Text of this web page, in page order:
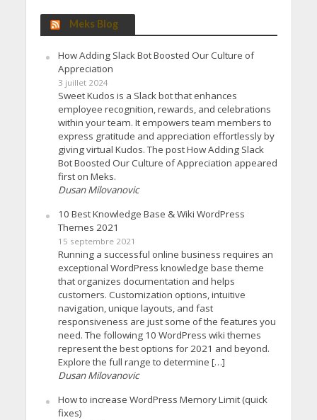
Meks Blog
How Adding Slack Bot Boosted Our Culture of
Appreciation
3 juillet 2024
Sweet Kudos is a Slack bot that enhances
employee recognition, rewards, and celebrations
within your team. It empowers team members to
express gratitude and appreciation effortlessly by
giving virtual Kudos. The post How Adding Slack
Bot Boosted Our Culture of Appreciation appeared
first on Meks.
Dusan Milovanovic
10 Best Knowledge Base & Wiki WordPress
Themes 2021
15 septembre 2021
Running a successful online business requires an
exceptional WordPress knowledge base theme
that organizes documentation and helps
customers. Customization options, intuitive
navigation, unique layouts, and fast
responsiveness are just some of the features you
need. The following 10 WordPress wiki themes
represent the best options for 2021 and beyond.
Explore the full range to determine […]
Dusan Milovanovic
How to increase WordPress Memory Limit (quick
fixes)